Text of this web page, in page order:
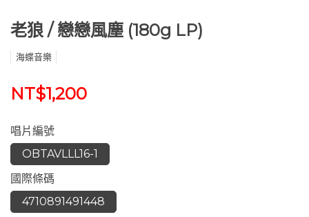
老狼 / 戀戀風塵 (180g LP)
海蝶音樂
NT$1,200
唱片編號
OBTAVLLL16-1
國際條碼
4710891491448